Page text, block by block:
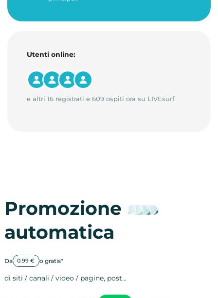
Utenti online:
e altri 16 registrati e 609 ospiti ora su LIVEsurf
Promozione
automatica
Da 0.99 € o gratis*
di siti / canali / video / pagine, post…